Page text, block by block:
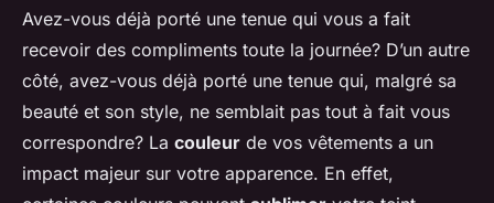
Quelles couleurs de vêtements
privilégier pour sublimer un
teint hâlé?
Ambre•12 avril 2024•5 min de lecture
Avez-vous déjà porté une tenue qui vous a fait
recevoir des compliments toute la journée? D’un autre
côté, avez-vous déjà porté une tenue qui, malgré sa
beauté et son style, ne semblait pas tout à fait vous
correspondre? La couleur de vos vêtements a un
impact majeur sur votre apparence. En effet,